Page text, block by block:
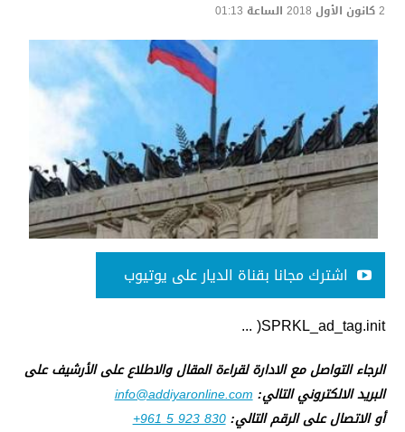
2 كانون الأول 2018 الساعة 01:13
اشترك مجانا بقناة الديار على يوتيوب
SPRKL_ad_tag.init( ...
الرجاء التواصل مع الادارة لقراءة المقال والاطلاع على الأرشيف على
البريد الالكتروني التالي:info@addiyaronline.com
أو الاتصال على الرقم التالي:+961 5 923 830